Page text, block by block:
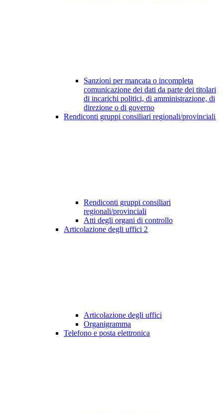
Sanzioni per mancata o incompleta
comunicazione dei dati da parte dei titolari
di incarichi politici, di amministrazione, di
direzione o di governo
Rendiconti gruppi consiliari regionali/provinciali
Rendiconti gruppi consiliari
regionali/provinciali
Atti degli organi di controllo
Articolazione degli uffici 2
Articolazione degli uffici
Organigramma
Telefono e posta elettronica